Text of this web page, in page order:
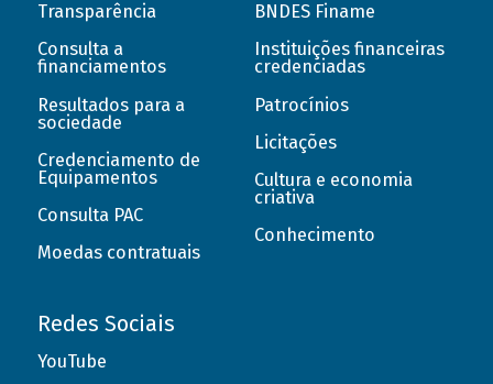
Transparência
Consulta a
financiamentos
Resultados para a
sociedade
Credenciamento de
Equipamentos
Consulta PAC
Moedas contratuais
BNDES Finame
Instituições financeiras
credenciadas
Patrocínios
Licitações
Cultura e economia
criativa
Conhecimento
Redes Sociais
YouTube